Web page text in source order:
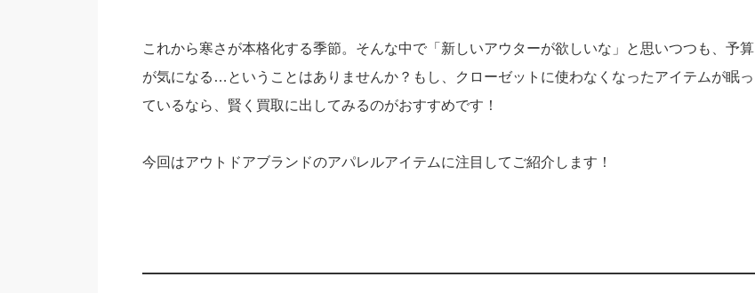
これから寒さが本格化する季節。そんな中で「新しいアウターが欲しいな」と思いつつも、予算
が気になる…ということはありませんか？もし、クローゼットに使わなくなったアイテムが眠っ
ているなら、賢く買取に出してみるのがおすすめです！
今回はアウトドアブランドのアパレルアイテムに注目してご紹介します！